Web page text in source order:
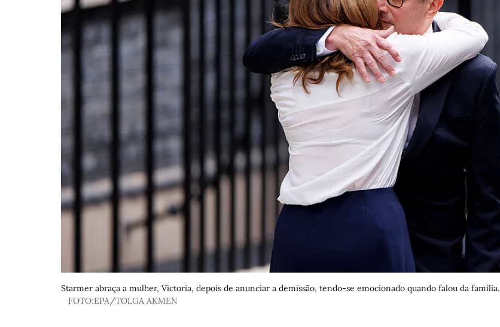
Starmer abraça a mulher, Victoria, depois de anunciar a demissão, tendo-se emocionado quando falou da família.
FOTO:EPA/TOLGA AKMEN